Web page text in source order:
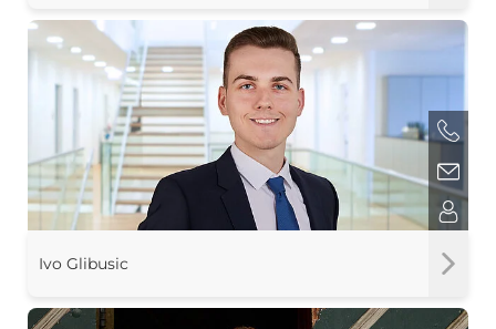
Ivo Glibusic